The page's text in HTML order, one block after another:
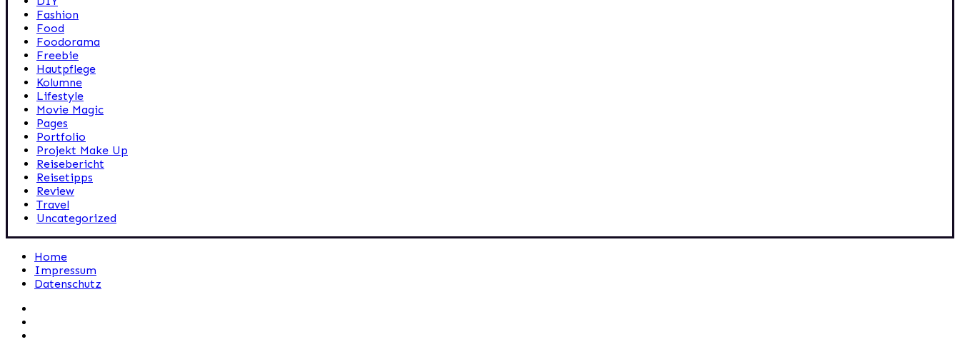
Fashion
Food
Foodorama
Freebie
Hautpflege
Kolumne
Lifestyle
Movie Magic
Pages
Portfolio
Projekt Make Up
Reisebericht
Reisetipps
Review
Travel
Uncategorized
Home
Impressum
Datenschutz